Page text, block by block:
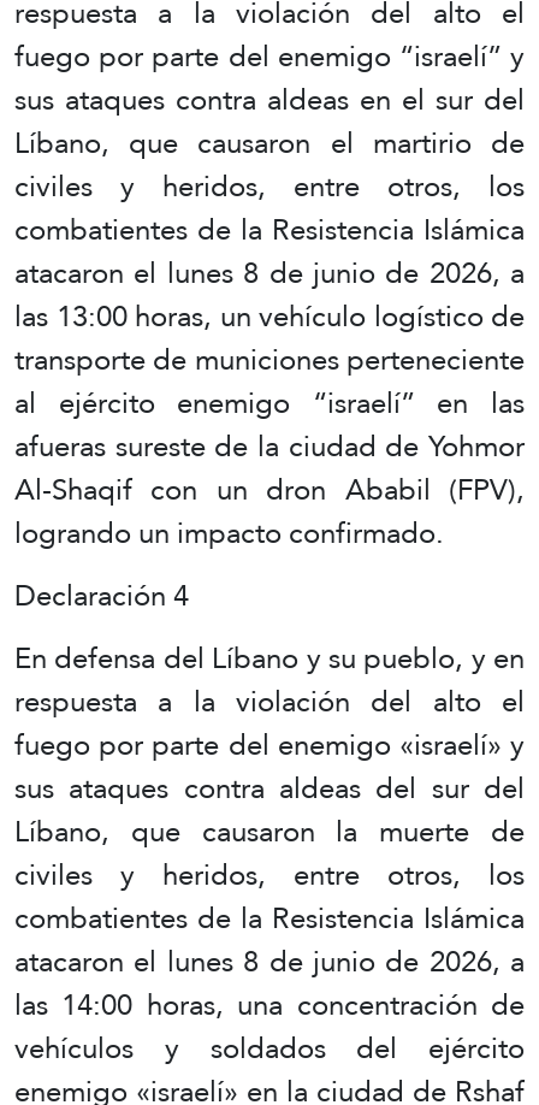
respuesta a la violación del alto el
fuego por parte del enemigo “israelí” y
sus ataques contra aldeas en el sur del
Líbano, que causaron el martirio de
civiles y heridos, entre otros, los
combatientes de la Resistencia Islámica
atacaron el lunes 8 de junio de 2026, a
las 13:00 horas, un vehículo logístico de
transporte de municiones perteneciente
al ejército enemigo “israelí” en las
afueras sureste de la ciudad de Yohmor
Al-Shaqif con un dron Ababil (FPV),
logrando un impacto confirmado.
Declaración 4
En defensa del Líbano y su pueblo, y en
respuesta a la violación del alto el
fuego por parte del enemigo «israelí» y
sus ataques contra aldeas del sur del
Líbano, que causaron la muerte de
civiles y heridos, entre otros, los
combatientes de la Resistencia Islámica
atacaron el lunes 8 de junio de 2026, a
las 14:00 horas, una concentración de
vehículos y soldados del ejército
enemigo «israelí» en la ciudad de Rshaf